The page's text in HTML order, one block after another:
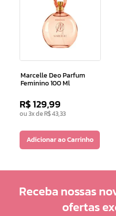
Marcelle Deo Parfum
Feminino 100 Ml
R$129,99
ou3x deR$43,33
Adicionar ao Carrinho
Receba nossas
ofertas